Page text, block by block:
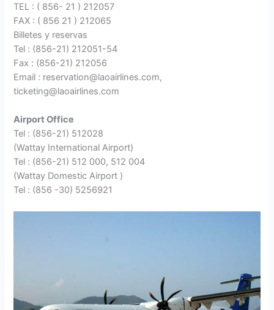
TEL : ( 856- 21 ) 212057
FAX : ( 856 21 ) 212065
Billetes y reservas
Tel : (856-21) 212051-54
Fax : (856-21) 212056
Email : reservation@laoairlines.com,
ticketing@laoairlines.com
Airport Office
Tel : (856-21) 512028
(Wattay International Airport)
Tel : (856-21) 512 000, 512 004
(Wattay Domestic Airport )
Tel : (856 -30) 5256921